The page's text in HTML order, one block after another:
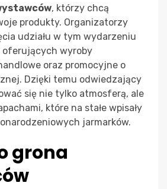
, którzy chcą
produkty. Organizatorzy
udziału w tym wydarzeniu
wyroby
oraz promocyjne o
Dzięki temu odwiedzający
się nie tylko atmosferą, ale
które na stałe wpisały
jarmarków.
grona